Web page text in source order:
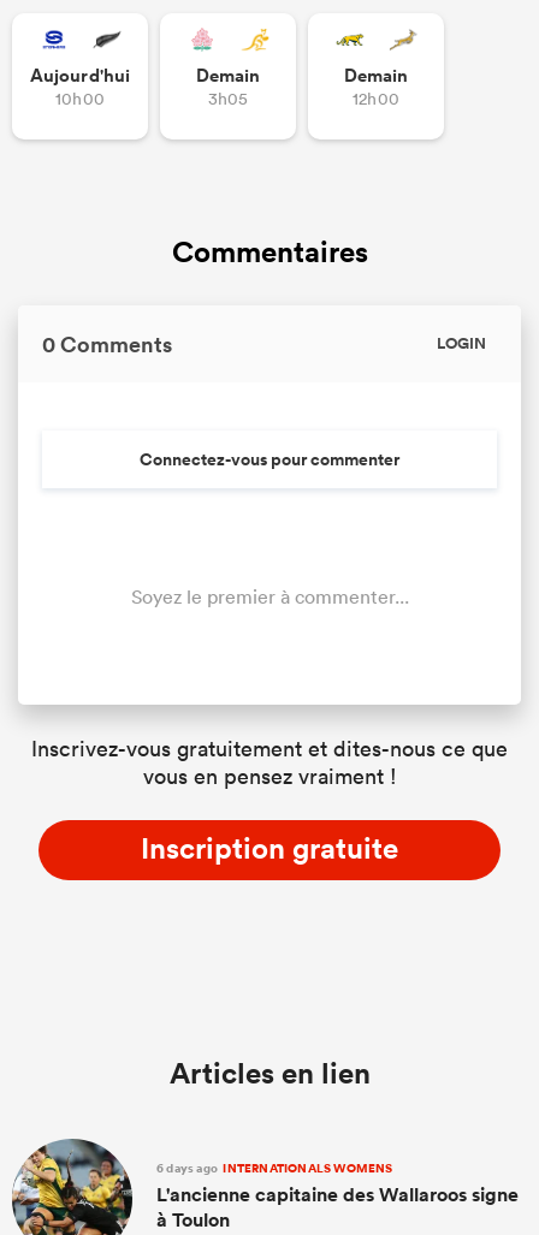
Aujourd'hui
10h00
Demain
3h05
Demain
12h00
Commentaires
0 Comments LOGIN
Connectez-vous pour commenter
Soyez le premier à commenter...
Inscrivez-vous gratuitement et dites-nous ce que
vous en pensez vraiment !
Inscription gratuite
Articles en lien
6 days ago INTERNATIONALS WOMENS
L'ancienne capitaine des Wallaroos signe
à Toulon